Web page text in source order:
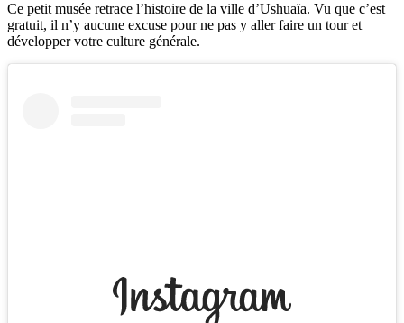
Ce petit musée retrace l’histoire de la ville d’Ushuaïa. Vu que c’est
gratuit, il n’y aucune excuse pour ne pas y aller faire un tour et
développer votre culture générale.